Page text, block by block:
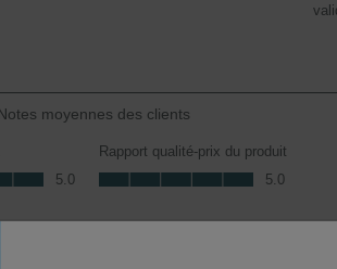
moyennes des clients
5.0 sur 55.0
Rapport qualité-prix du produit
Rapport qualité-prix du produit, 5.0 sur 5
5.0